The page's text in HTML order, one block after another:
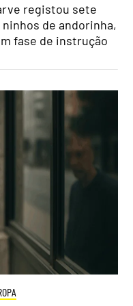
registou sete
de andorinha,
fase de instrução